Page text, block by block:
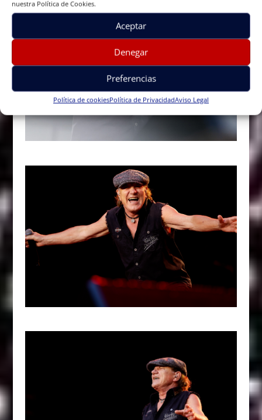
nuestra Política de Cookies.
Aceptar
Denegar
Preferencias
Política de cookiesPolítica de PrivacidadAviso Legal